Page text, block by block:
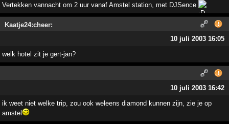
Vertekken vannacht om 2 uur vanaf Amstel station, met DJSence
Kaatje24:cheer:
10 juli 2003 16:05
welk hotel zit je gert-jan?
10 juli 2003 16:42
ik weet niet welke trip, zou ook weleens diamond kunnen zijn, zie je op
amstel